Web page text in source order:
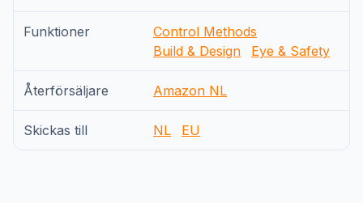
Funktioner
Control Methods
Build & Design
Eye & Safety
Återförsäljare Amazon NL
Skickas till NL EU